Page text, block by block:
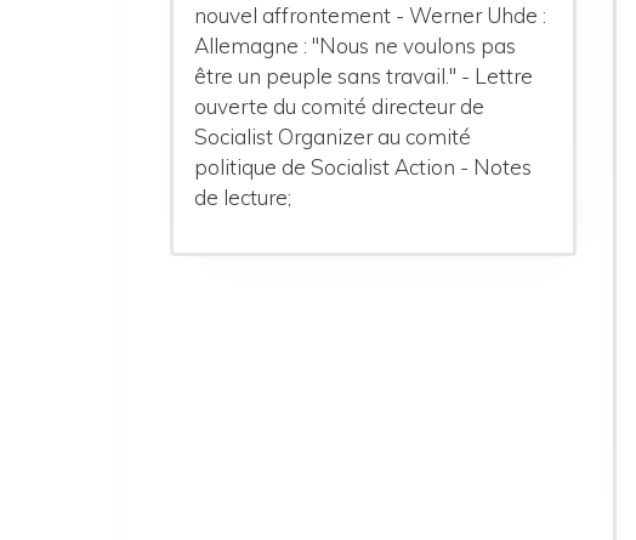
nouvel affrontement - Werner Uhde :
Allemagne : "Nous ne voulons pas
être un peuple sans travail." - Lettre
ouverte du comité directeur de
Socialist Organizer au comité
politique de Socialist Action - Notes
de lecture;